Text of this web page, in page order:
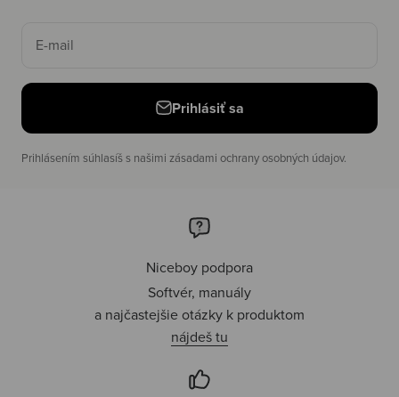
E-mail
Prihlásiť sa
Prihlásením súhlasíš s našimi zásadami ochrany osobných údajov.
Niceboy podpora
Softvér, manuály
a najčastejšie otázky k produktom
nájdeš tu